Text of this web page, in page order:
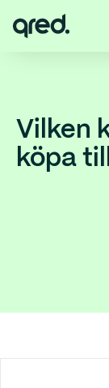
Vilken
köpa